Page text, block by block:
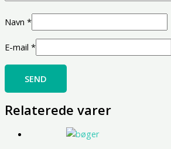
Navn *
E-mail *
Relaterede varer